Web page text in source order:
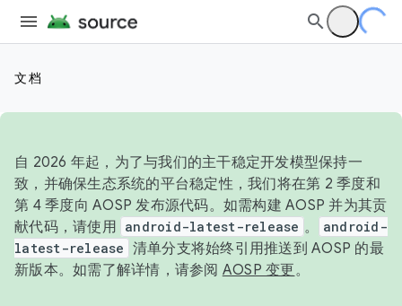
文档
自 2026 年起，为了与我们的主干稳定开发模型保持一
致，并确保生态系统的平台稳定性，我们将在第 2 季度和
第 4 季度向 AOSP 发布源代码。如需构建 AOSP 并为其贡
献代码，请使用 android-latest-release 。
android-
latest-release 清单分支将始终引用推送到 AOSP 的最
新版本。如需了解详情，请参阅 AOSP 变更。